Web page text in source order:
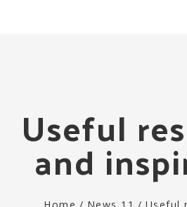
Useful
and